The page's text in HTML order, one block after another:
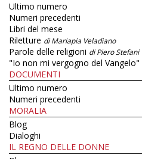
Ultimo numero
Numeri precedenti
Libri del mese
Riletture di Mariapia Veladiano
Parole delle religioni di Piero Stefani
"Io non mi vergogno del Vangelo"
DOCUMENTI
Ultimo numero
Numeri precedenti
MORALIA
Blog
Dialoghi
IL REGNO DELLE DONNE